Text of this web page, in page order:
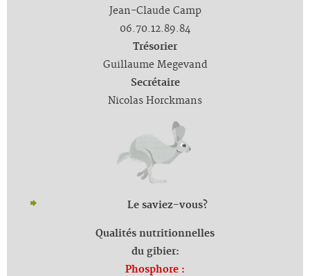
Jean-Claude Camp
06.70.12.89.84
Trésorier
Guillaume Megevand
Secrétaire
Nicolas Horckmans
Le saviez-vous?
Qualités nutritionnelles
du gibier:
Phosphore :